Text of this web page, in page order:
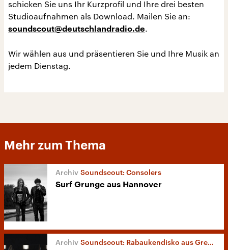
schicken Sie uns Ihr Kurzprofil und Ihre drei besten
Studioaufnahmen als Download. Mailen Sie an:
soundscout@deutschlandradio.de.
Wir wählen aus und präsentieren Sie und Ihre Musik an
jedem Dienstag.
Mehr zum Thema
Soundscout: Consolers
Surf Grunge aus Hannover
Soundscout: Rabaukendisko aus Grevesmühlen